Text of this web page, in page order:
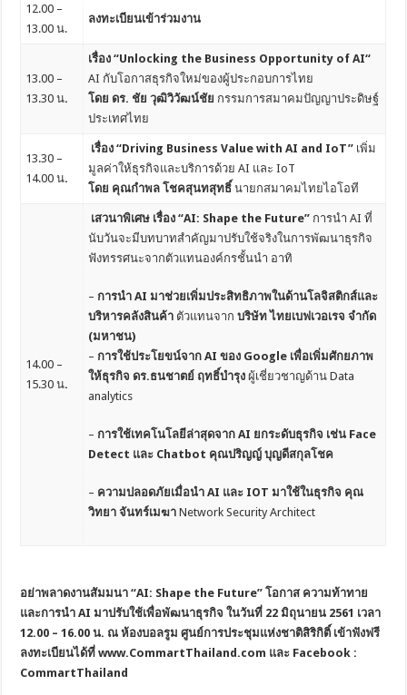
12.00 –
13.00 น.
ลงทะเบียนเข้าร่วมงาน
13.00 –
13.30 น.
เรื่อง “Unlocking the Business Opportunity of AI“
AI กับโอกาสธุรกิจใหม่ของผู้ประกอบการไทย
โดย ดร. ชัย วุฒิวิวัฒน์ชัย กรรมการสมาคมปัญญาประดิษฐ์
ประเทศไทย
13.30 –
14.00 น.
เรื่อง “Driving Business Value with AI and IoT” เพิ่ม
มูลค่าให้ธุรกิจและบริการด้วย AI และ IoT
โดย คุณกำพล โชคสุนทสุทธิ์นายกสมาคมไทยไอโอที
14.00 –
15.30 น.
เสวนาพิเศษ เรื่อง “AI: Shape the Future” การนำ AI ที่
นับวันจะมีบทบาทสำคัญมาปรับใช้จริงในการพัฒนาธุรกิจ
ฟังทรรศนะจากตัวแทนองค์กรชั้นนำ อาทิ
–การนำ AI มาช่วยเพิ่มประสิทธิภาพในด้านโลจิสติกส์และ
บริหารคลังสินค้า ตัวแทนจากบริษัท ไทยเบฟเวอเรจ จำกัด
(มหาชน)
–การใช้ประโยขน์จาก AI ของ Google เพื่อเพิ่มศักยภาพ
ให้ธุรกิจ ดร.ธนชาตย์ ฤทธิ์บำรุงผู้เชี่ยวชาญด้าน Data
analytics
–การใช้เทคโนโลยีล่าสุดจาก AI ยกระดับธุรกิจ เช่น Face
Detect และ Chatbot คุณปริญญ์ บุญดีสกุลโชค
– ความปลอดภัยเมื่อนำ AI และ IOT มาใช้ในธุรกิจ คุณ
วิทยา จันทร์เมฆาNetwork Security Architect
อย่าพลาดงานสัมมนา “AI: Shape the Future” โอกาส ความท้าทาย
และการนำ AI มาปรับใช้เพื่อพัฒนาธุรกิจ ในวันที่ 22 มิถุนายน 2561 เวลา
12.00 – 16.00 น. ณ ห้องบอลรูม ศูนย์การประชุมแห่งชาติสิริกิติ์ เข้าฟังฟรี
ลงทะเบียนได้ที่ www.CommartThailand.com และ Facebook :
CommartThailand